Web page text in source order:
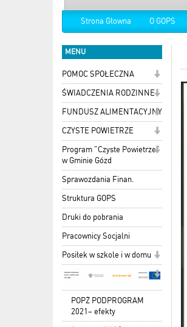
Strona Głowna O GOPS
MENU
POMOC SPOŁECZNA
ŚWIADCZENIA RODZINNE
FUNDUSZ ALIMENTACYJNY
CZYSTE POWIETRZE
Program "Czyste Powietrze"
w Gminie Gózd
Sprawozdania Finan.
Struktura GOPS
Druki do pobrania
Pracownicy Socjalni
Posiłek w szkole i w domu
POPŻ PODPROGRAM
2021– efekty